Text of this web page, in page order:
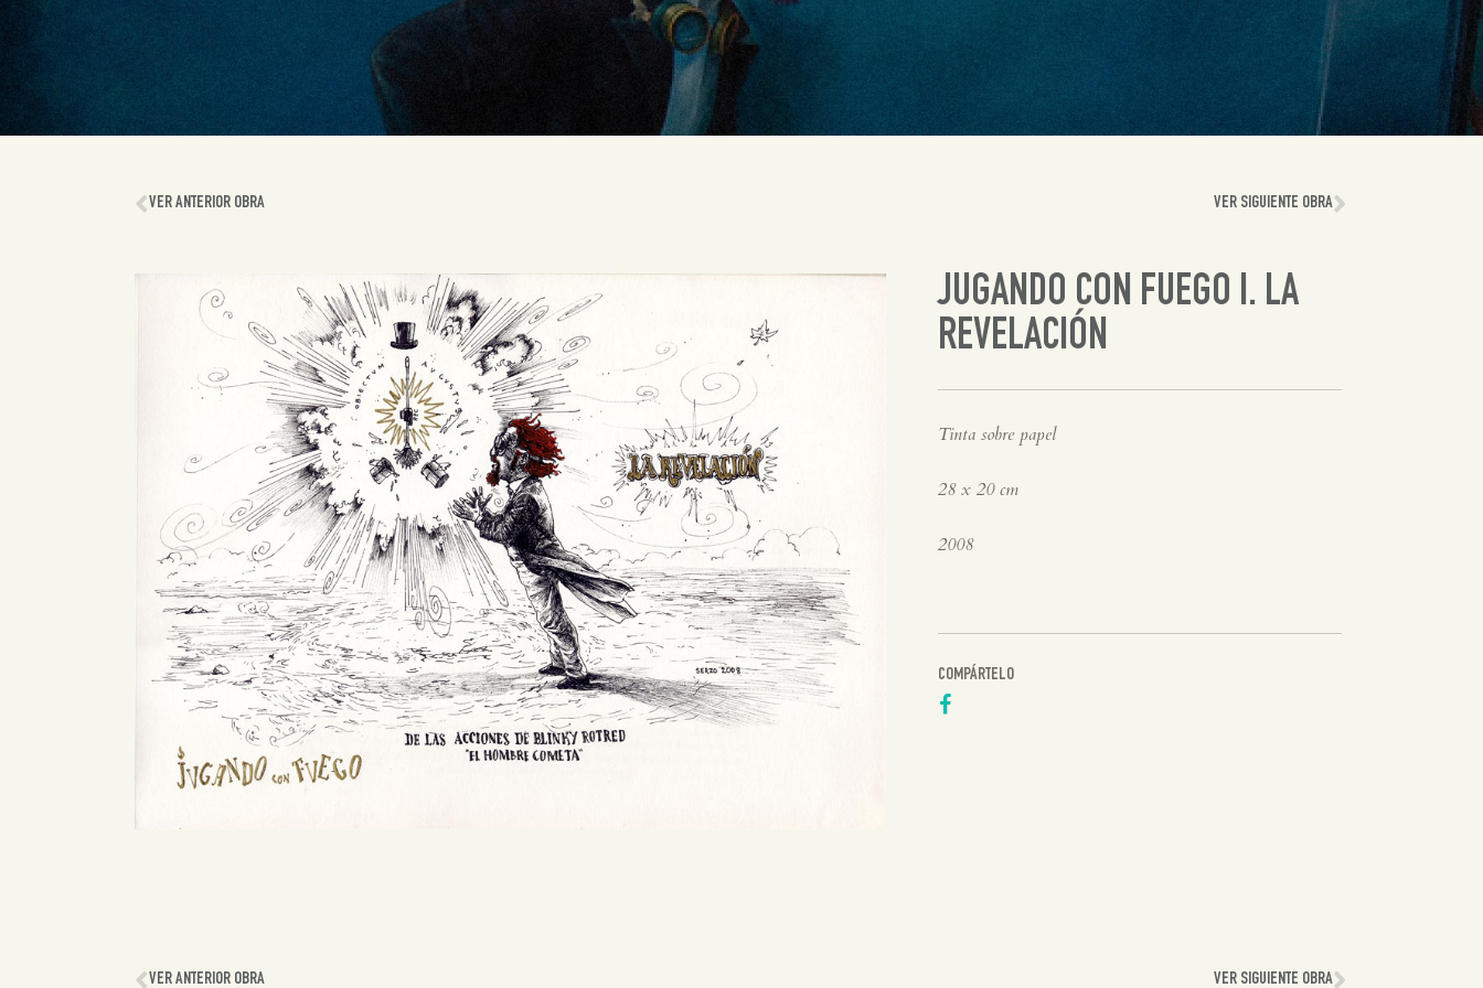
VER ANTERIOR OBRA VER SIGUIENTE OBRA
JUGANDO CON FUEGO I. LA
REVELACIÓN
Tinta sobre papel
28 x 20 cm
2008
COMPÁRTELO
VER ANTERIOR OBRA VER SIGUIENTE OBRA